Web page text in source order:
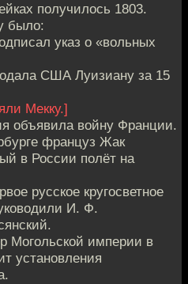
получилось 1803.
было:
указ о «вольных
США Луизиану за 15
Мекку.]
объявила войну Франции.
француз Жак
в России полёт на
русское кругосветное
И. Ф.
Могольской империи в
установления